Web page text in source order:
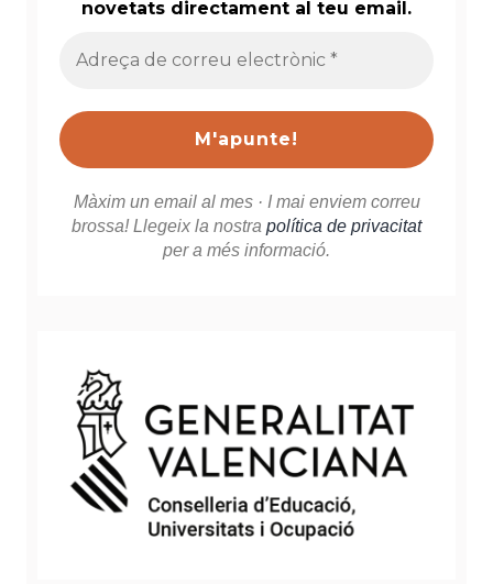
novetats directament al teu email.
*
Màxim un email al mes · I mai enviem correu
brossa! Llegeix la nostra política de privacitat
per a més informació.